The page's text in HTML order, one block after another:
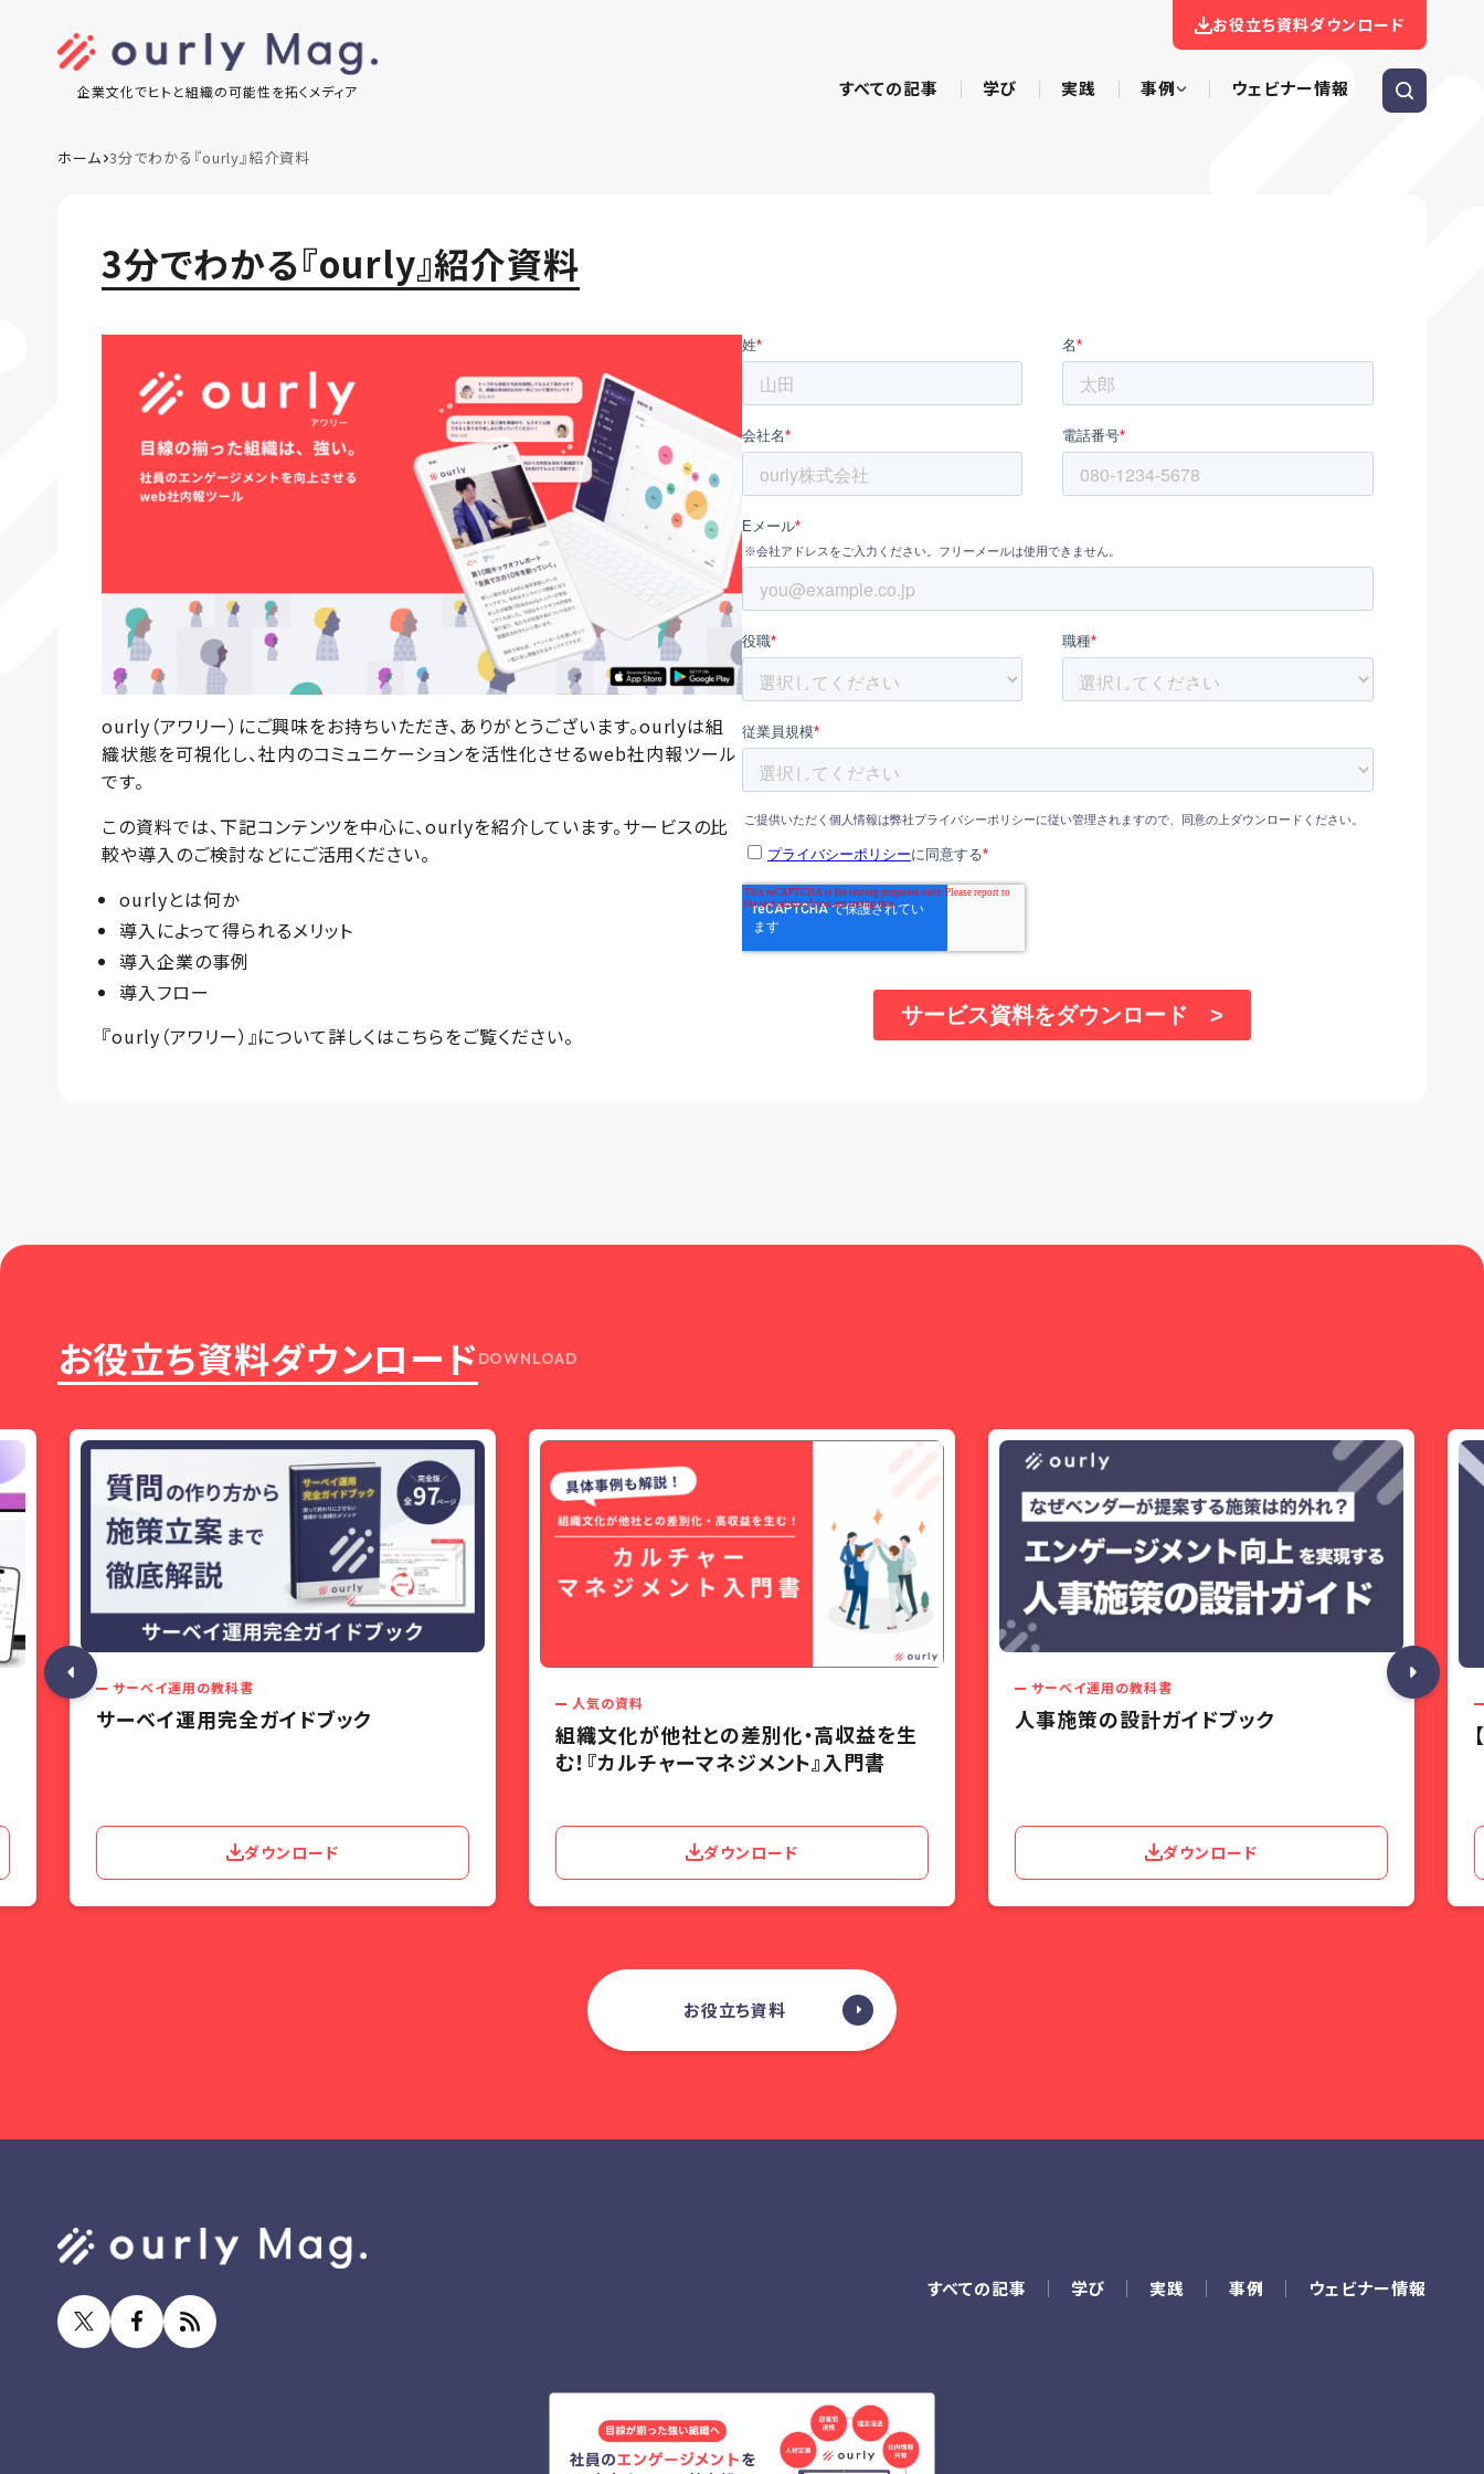
企業文化でヒトと組織の可能性を拓くメディア
お役立ち資料ダウンロード
すべての記事 学び 実践 事例 ウェビナー情報
ホーム 3分でわかる『ourly』紹介資料
3分でわかる『ourly』紹介資料
ourly（アワリー）にご興味をお持ちいただき、ありがとうございます。ourlyは組
織状態を可視化し、社内のコミュニケーションを活性化させるweb社内報ツール
です。
この資料では、下記コンテンツを中心に、ourlyを紹介しています。サービスの比
較や導入のご検討などにご活用ください。
ourlyとは何か
導入によって得られるメリット
導入企業の事例
導入フロー
『ourly（アワリー）』について詳しくはこちらをご覧ください。
お役立ち資料ダウンロードDOWNLOAD
サーベイ運用の教科書
サーベイ運用完全ガイドブック
ダウンロード
人気の資料
組織文化が他社との差別化・高収益を生
む！『カルチャーマネジメント』入門書
ダウンロード
サーベイ運用の教科書
人事施策の設計ガイドブック
ダウンロード
お役立ち資料
すべての記事 学び 実践 事例 ウェビナー情報